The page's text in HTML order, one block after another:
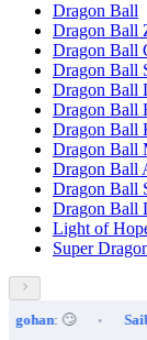
Dragon Ball
Dragon Ball
Dragon Ball
Dragon Ball
Dragon Ball
Dragon Ball
Dragon Ball
Dragon Ball
Dragon Ball
Dragon Ball
Dragon Ball
Light of
Super
: 🙄